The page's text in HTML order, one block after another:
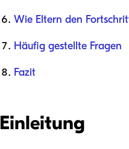
Wie Eltern den
Häufig gestellte Fragen
Fazit
Einleitung